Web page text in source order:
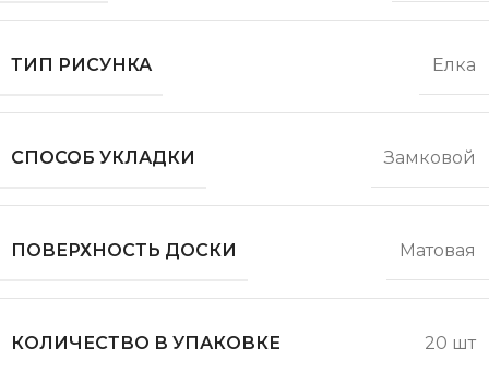
ТИП РИСУНКА Елка
СПОСОБ УКЛАДКИ Замковой
ПОВЕРХНОСТЬ ДОСКИ Матовая
КОЛИЧЕСТВО В УПАКОВКЕ 20 шт